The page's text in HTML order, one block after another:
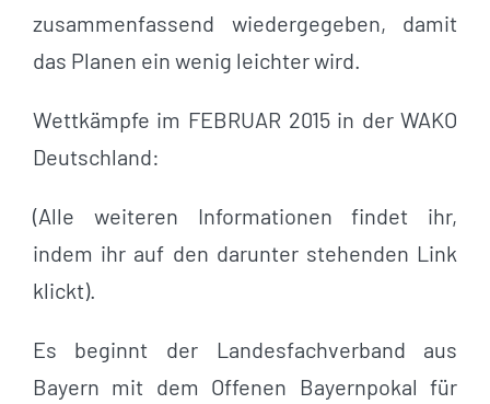
zusammenfassend wiedergegeben, damit
das Planen ein wenig leichter wird.
Wettkämpfe im FEBRUAR 2015 in der WAKO
Deutschland:
(Alle weiteren Informationen findet ihr,
indem ihr auf den darunter stehenden Link
klickt).
Es beginnt der Landesfachverband aus
Bayern mit dem Offenen Bayernpokal für